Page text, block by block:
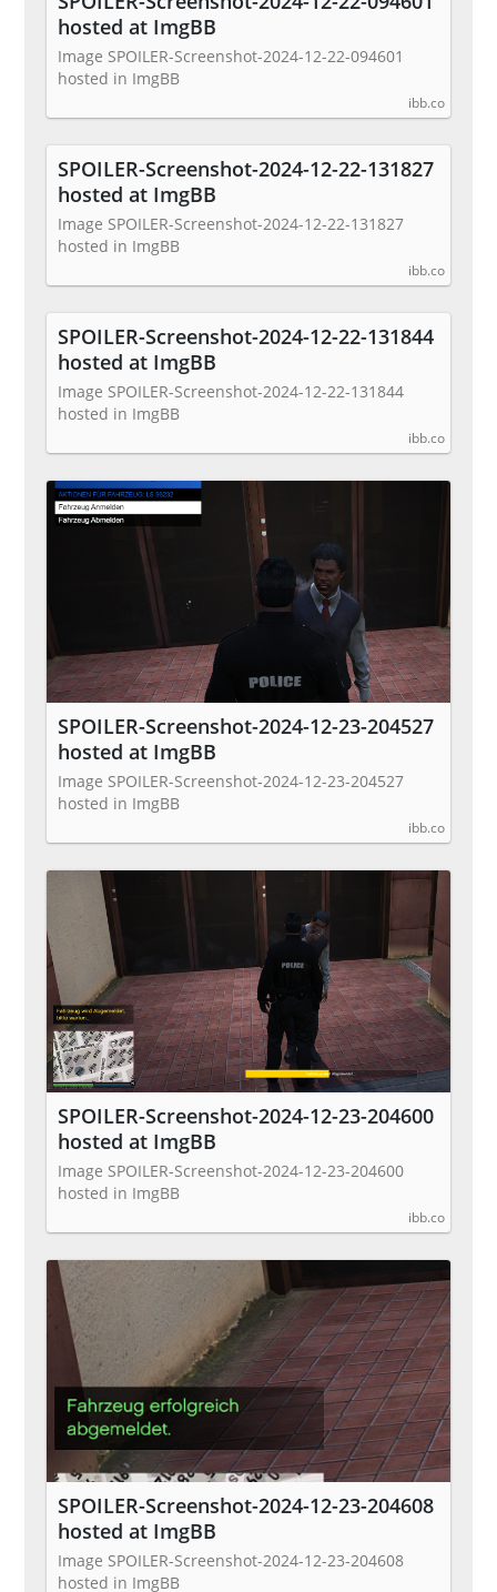
hosted at ImgBB
Image SPOILER-Screenshot-2024-12-22-094601
hosted in ImgBB
ibb.co
SPOILER-Screenshot-2024-12-22-131827
hosted at ImgBB
Image SPOILER-Screenshot-2024-12-22-131827
hosted in ImgBB
ibb.co
SPOILER-Screenshot-2024-12-22-131844
hosted at ImgBB
Image SPOILER-Screenshot-2024-12-22-131844
hosted in ImgBB
ibb.co
SPOILER-Screenshot-2024-12-23-204527
hosted at ImgBB
Image SPOILER-Screenshot-2024-12-23-204527
hosted in ImgBB
ibb.co
SPOILER-Screenshot-2024-12-23-204600
hosted at ImgBB
Image SPOILER-Screenshot-2024-12-23-204600
hosted in ImgBB
ibb.co
SPOILER-Screenshot-2024-12-23-204608
hosted at ImgBB
Image SPOILER-Screenshot-2024-12-23-204608
hosted in ImgBB